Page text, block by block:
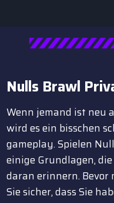
Nulls Brawl
Wenn jemand ist neu
wird es ein bisschen
gameplay. Spielen
einige Grundlagen,
daran erinnern. Bevor
Sie sicher, dass Sie